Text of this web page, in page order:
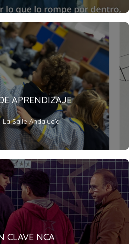
APRENDIZAJE
Salle Andalucía
CLAVE NCA